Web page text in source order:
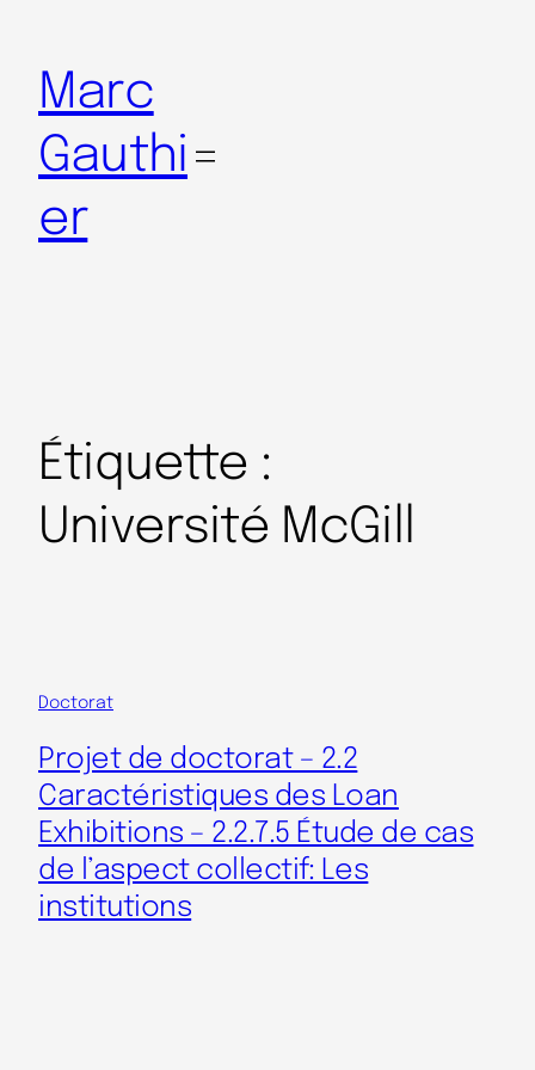
Marc
Gauthi
er
Étiquette :
Université McGill
Doctorat
Projet de doctorat – 2.2
Caractéristiques des Loan
Exhibitions – 2.2.7.5 Étude de cas
de l’aspect collectif: Les
institutions